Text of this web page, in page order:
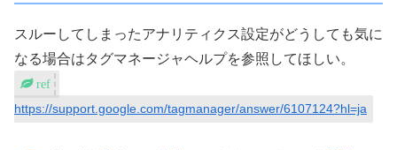
スルーしてしまったアナリティクス設定がどうしても気に
なる場合はタグマネージャヘルプを参照してほしい。
https://support.google.com/tagmanager/answer/6107124?hl=ja